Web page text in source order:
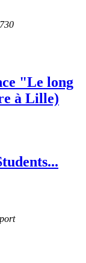
"Le long
à Lille)